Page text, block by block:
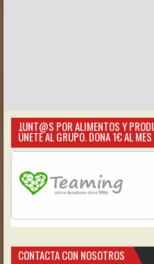
JUNT@S POR ALIMENTOS Y
ÚNETE AL GRUPO. DONA 1€ AL MES
CONTACTA CON NOSOTROS